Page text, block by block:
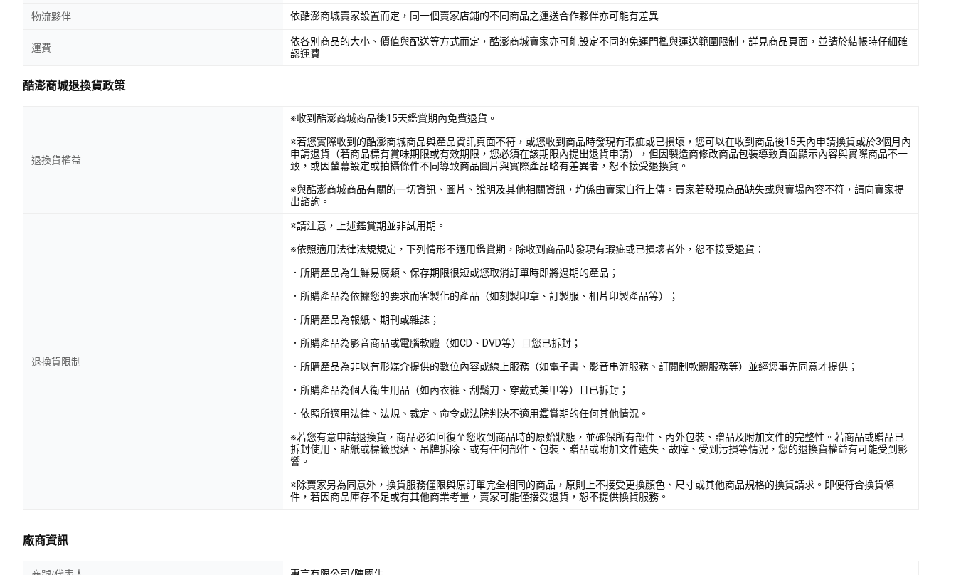
物流夥伴 依酷澎商城賣家設置而定，同一個賣家店鋪的不同商品之運送合作夥伴亦可能有差異
運費
依各別商品的大小、價值與配送等方式而定，酷澎商城賣家亦可能設定不同的免運門檻與運送範圍限制，詳見商品頁面，並請於結帳時仔細確
認運費
酷澎商城退換貨政策
退換貨權益
※收到酷澎商城商品後15天鑑賞期內免費退貨。
※若您實際收到的酷澎商城商品與產品資訊頁面不符，或您收到商品時發現有瑕疵或已損壞，您可以在收到商品後15天內申請換貨或於3個月內
申請退貨（若商品標有賞味期限或有效期限，您必須在該期限內提出退貨申請），但因製造商修改商品包裝導致頁面顯示內容與實際商品不一
致，或因螢幕設定或拍攝條件不同導致商品圖片與實際產品略有差異者，恕不接受退換貨。
※與酷澎商城商品有關的一切資訊、圖片、說明及其他相關資訊，均係由賣家自行上傳。買家若發現商品缺失或與賣場內容不符，請向賣家提
出諮詢。
退換貨限制
※請注意，上述鑑賞期並非試用期。
※依照適用法律法規規定，下列情形不適用鑑賞期，除收到商品時發現有瑕疵或已損壞者外，恕不接受退貨：
．所購產品為生鮮易腐類、保存期限很短或您取消訂單時即將過期的產品；
．所購產品為依據您的要求而客製化的產品（如刻製印章、訂製服、相片印製產品等）；
．所購產品為報紙、期刊或雜誌；
．所購產品為影音商品或電腦軟體（如CD、DVD等）且您已拆封；
．所購產品為非以有形媒介提供的數位內容或線上服務（如電子書、影音串流服務、訂閱制軟體服務等）並經您事先同意才提供；
．所購產品為個人衛生用品（如內衣褲、刮鬍刀、穿戴式美甲等）且已拆封；
．依照所適用法律、法規、裁定、命令或法院判決不適用鑑賞期的任何其他情況。
※若您有意申請退換貨，商品必須回復至您收到商品時的原始狀態，並確保所有部件、內外包裝、贈品及附加文件的完整性。若商品或贈品已
拆封使用、貼紙或標籤脫落、吊牌拆除、或有任何部件、包裝、贈品或附加文件遺失、故障、受到污損等情況，您的退換貨權益有可能受到影
響。
※除賣家另為同意外，換貨服務僅限與原訂單完全相同的商品，原則上不接受更換顏色、尺寸或其他商品規格的換貨請求。即便符合換貨條
件，若因商品庫存不足或有其他商業考量，賣家可能僅接受退貨，恕不提供換貨服務。
廠商資訊